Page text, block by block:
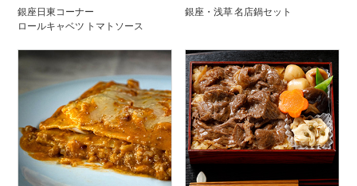
銀座日東コーナー
ロールキャベツ トマトソース
銀座・浅草 名店鍋セット